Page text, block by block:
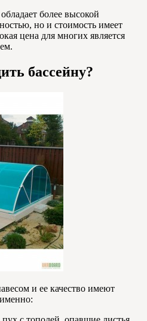
более высокой
но и стоимость имеет
цена для многих является
бассейну?
и ее качество имеют